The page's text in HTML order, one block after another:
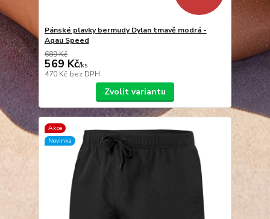
Pánské plavky bermudy Dylan tmavě modrá -
Aqau Speed
689 Kč
569 Kč/ks
470 Kč bez DPH
Zvolit variantu
Akce
Novinka